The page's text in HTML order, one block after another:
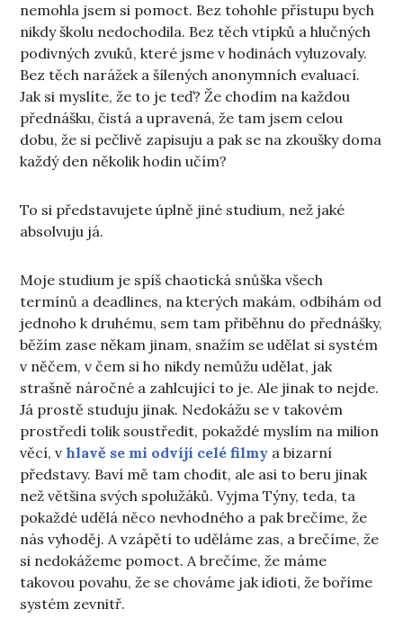
nemohla jsem si pomoct. Bez tohohle přístupu bych
nikdy školu nedochodila. Bez těch vtípků a hlučných
podivných zvuků, které jsme v hodinách vyluzovaly.
Bez těch narážek a šílených anonymních evaluací.
Jak si myslíte, že to je teď? Že chodím na každou
přednášku, čistá a upravená, že tam jsem celou
dobu, že si pečlivě zapisuju a pak se na zkoušky doma
každý den několik hodin učím?
To si představujete úplně jiné studium, než jaké
absolvuju já.
Moje studium je spíš chaotická snůška všech
termínů a deadlines, na kterých makám, odbíhám od
jednoho k druhému, sem tam přiběhnu do přednášky,
běžím zase někam jinam, snažím se udělat si systém
v něčem, v čem si ho nikdy nemůžu udělat, jak
strašně náročné a zahlcující to je. Ale jinak to nejde.
Já prostě studuju jinak. Nedokážu se v takovém
prostředí tolik soustředit, pokaždé myslím na milion
věcí, v hlavě se mi odvíjí celé filmy a bizarní
představy. Baví mě tam chodit, ale asi to beru jinak
než většina svých spolužáků. Vyjma Týny, teda, ta
pokaždé udělá něco nevhodného a pak brečíme, že
nás vyhoděj. A vzápětí to uděláme zas, a brečíme, že
si nedokážeme pomoct. A brečíme, že máme
takovou povahu, že se chováme jak idioti, že boříme
systém zevnitř.